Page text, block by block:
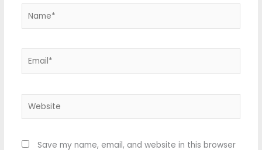
Save my name, email, and website in this browser